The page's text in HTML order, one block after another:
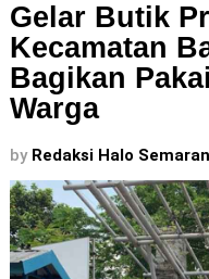
Gelar Butik
Kecamatan
Bagikan
Warga
by Redaksi Halo